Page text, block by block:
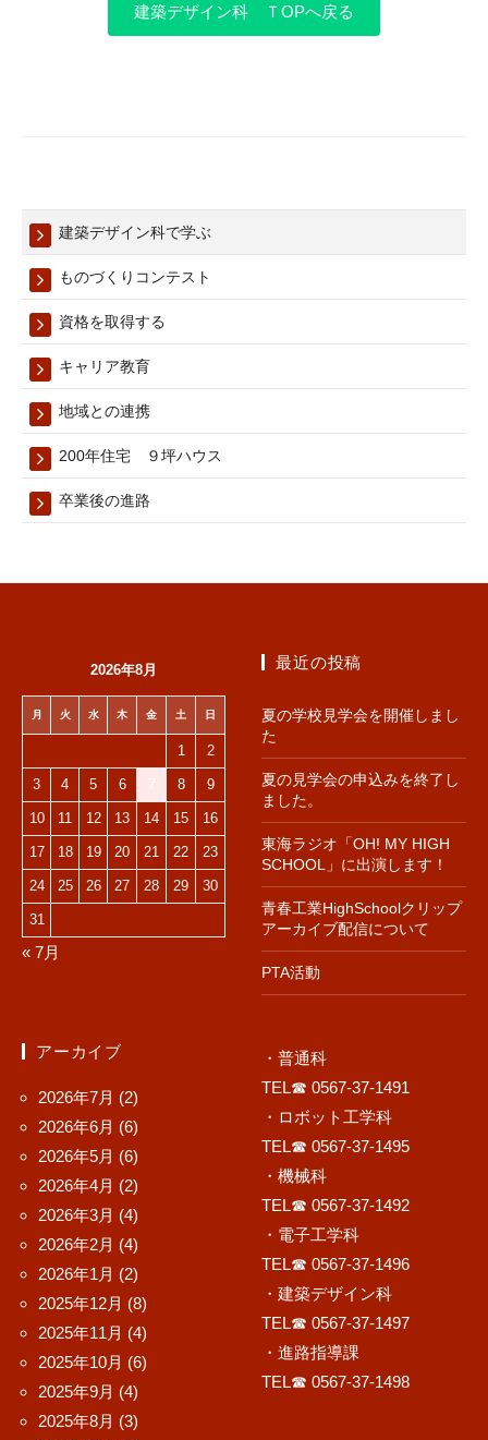
建築デザイン科 ＴOPへ戻る
建築デザイン科で学ぶ
ものづくりコンテスト
資格を取得する
キャリア教育
地域との連携
200年住宅 ９坪ハウス
卒業後の進路
2026年8月
月 火 水 木 金 土 日
1 2
3 4 5 6 8 9
10 11 12 13 14 15 16
17 18 19 20 21 22 23
24 25 26 27 28 29 30
31
« 7月
最近の投稿
夏の学校見学会を開催しまし
た
夏の見学会の申込みを終了し
ました。
東海ラジオ「OH! MY HIGH
SCHOOL」に出演します！
青春工業HighSchoolクリップ
アーカイブ配信について
PTA活動
アーカイブ
2026年7月 (2)
2026年6月 (6)
2026年5月 (6)
2026年4月 (2)
2026年3月 (4)
2026年2月 (4)
2026年1月 (2)
2025年12月 (8)
2025年11月 (4)
2025年10月 (6)
2025年9月 (4)
2025年8月 (3)
・普通科
TEL☎ 0567-37-1491
・ロボット工学科
TEL☎ 0567-37-1495
・機械科
TEL☎ 0567-37-1492
・電子工学科
TEL☎ 0567-37-1496
・建築デザイン科
TEL☎ 0567-37-1497
・進路指導課
TEL☎ 0567-37-1498